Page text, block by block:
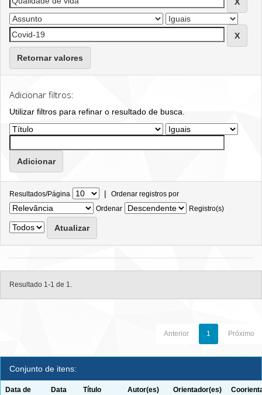
Retornar valores
Adicionar filtros:
Utilizar filtros para refinar o resultado de busca.
Resultados/Página | Ordenar registros por
Ordenar
Registro(s)
Resultado 1-1 de 1.
Anterior 1 Próximo
Conjunto de itens:
Data de
Data
Título Autor(es) Orientador(es)